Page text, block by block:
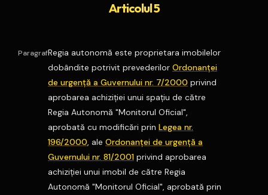
Articolul 5
ParagrafRegia autonomă este proprietara imobilelor
dobândite potrivit prevederilor Ordonanţei
de urgenţă a Guvernului nr. 7/2000 privind
aprobarea achiziţiei unui spaţiu de către
Regia Autonomă "Monitorul Oficial",
aprobată cu modificări prin Legea nr.
196/2000, ale Ordonanţei de urgenţă a
Guvernului nr. 81/2001 privind aprobarea
achiziţiei unui imobil de către Regia
Autonomă "Monitorul Oficial", aprobată prin